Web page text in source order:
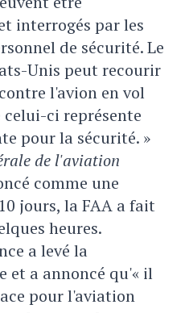
interrogés par les
de sécurité. Le
Unis peut recourir
l'avion en vol
ci représente
pour la sécurité. »
de l'aviation
comme une
jours, la FAA a fait
heures.
a levé la
a annoncé qu'« il
pour l'aviation